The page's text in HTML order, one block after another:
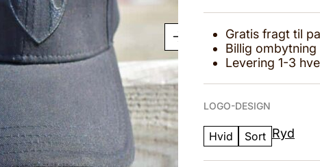
Gratis fragt til
Billig
Levering 1-3
LOGO-DESIGN
Hvid Sort Ryd